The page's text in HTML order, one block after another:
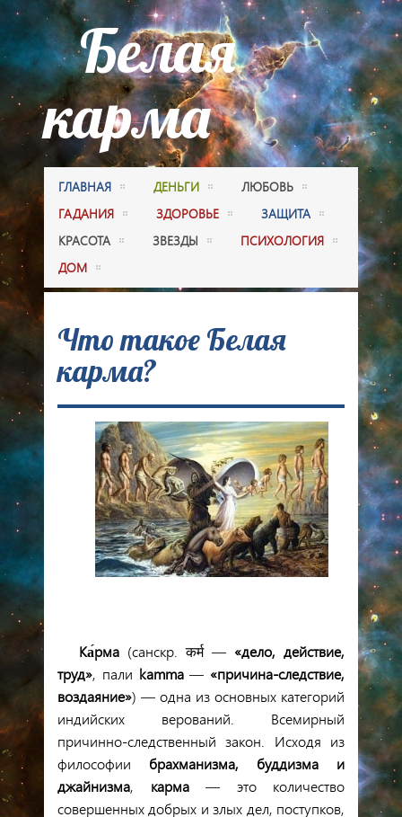
Белая
карма
ГЛАВНАЯ ДЕНЬГИ
ЛЮБОВЬ
ГАДАНИЯ
ЗДОРОВЬЕ
ЗАЩИТА
КРАСОТА
ЗВЕЗДЫ
ПСИХОЛОГИЯ
ДОМ
Что такое Белая
карма?
Ка́рма (санскр.कर्म — «дело, действие,
труд», пали kamma— «причина-следствие,
воздаяние») — одна из основных категорий
индийских верований. Всемирный
причинно-следственный закон. Исходя из
философии брахманизма, буддизма и
джайнизма, карма— это количество
совершенных добрых и злых дел, поступков,